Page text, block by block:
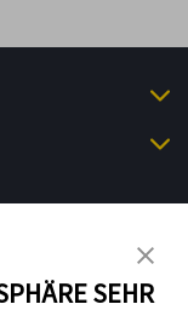
SEHR